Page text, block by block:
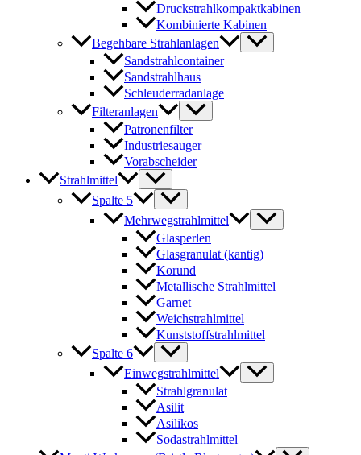
Druckstrahlkompaktkabinen
Kombinierte Kabinen
Begehbare Strahlanlagen
Sandstrahlcontainer
Sandstrahlhaus
Schleuderradanlage
Filteranlagen
Patronenfilter
Industriesauger
Vorabscheider
Strahlmittel
Spalte 5
Mehrwegstrahlmittel
Glasperlen
Glasgranulat (kantig)
Korund
Metallische Strahlmittel
Garnet
Weichstrahlmittel
Kunststoffstrahlmittel
Spalte 6
Einwegstrahlmittel
Strahlgranulat
Asilit
Asilikos
Sodastrahlmittel